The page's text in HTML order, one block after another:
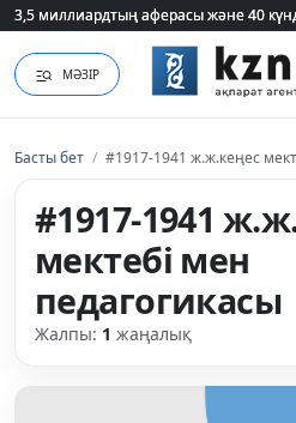
3,5 миллиардтың аферасы және 40
3,5 миллиардтың аферасы және 40
МӘЗІР
Басты бет / #1917-1941 ж.ж.кеңес
#1917-1941
мектебі мен
педагогикасы
Жалпы: 1 жаңалық